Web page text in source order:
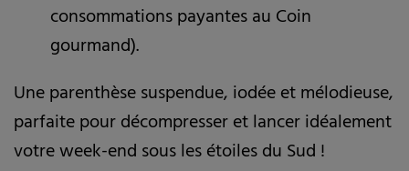
consommations payantes au Coin
gourmand).
Une parenthèse suspendue, iodée et mélodieuse,
parfaite pour décompresser et lancer idéalement
votre week-end sous les étoiles du Sud !